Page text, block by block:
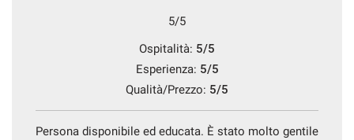
5/5
Ospitalità: 5/5
Esperienza: 5/5
Qualità/Prezzo: 5/5
Persona disponibile ed educata. È stato molto gentile